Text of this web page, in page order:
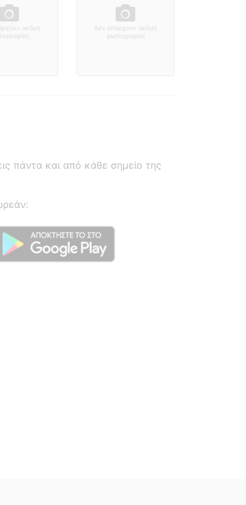
ακόμη
Δεν υπάρχουν ακόμη
φωτογραφίες
πάντα και από κάθε σημείο της